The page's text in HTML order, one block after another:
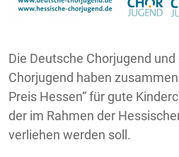
Die Deutsche Chorjugend
Chorjugend haben
Preis Hessen“ für gute
der im Rahmen der
verliehen werden soll.